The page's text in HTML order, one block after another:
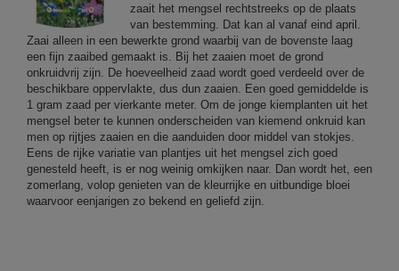
zaait het mengsel rechtstreeks op de plaats
van bestemming. Dat kan al vanaf eind april.
Zaai alleen in een bewerkte grond waarbij van de bovenste laag
een fijn zaaibed gemaakt is. Bij het zaaien moet de grond
onkruidvrij zijn. De hoeveelheid zaad wordt goed verdeeld over de
beschikbare oppervlakte, dus dun zaaien. Een goed gemiddelde is
1 gram zaad per vierkante meter. Om de jonge kiemplanten uit het
mengsel beter te kunnen onderscheiden van kiemend onkruid kan
men op rijtjes zaaien en die aanduiden door middel van stokjes.
Eens de rijke variatie van plantjes uit het mengsel zich goed
genesteld heeft, is er nog weinig omkijken naar. Dan wordt het, een
zomerlang, volop genieten van de kleurrijke en uitbundige bloei
waarvoor eenjarigen zo bekend en geliefd zijn.